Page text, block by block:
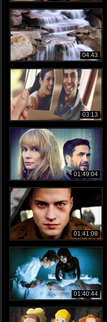
04:43
03:13
01:49:04
01:41:08
01:40:44